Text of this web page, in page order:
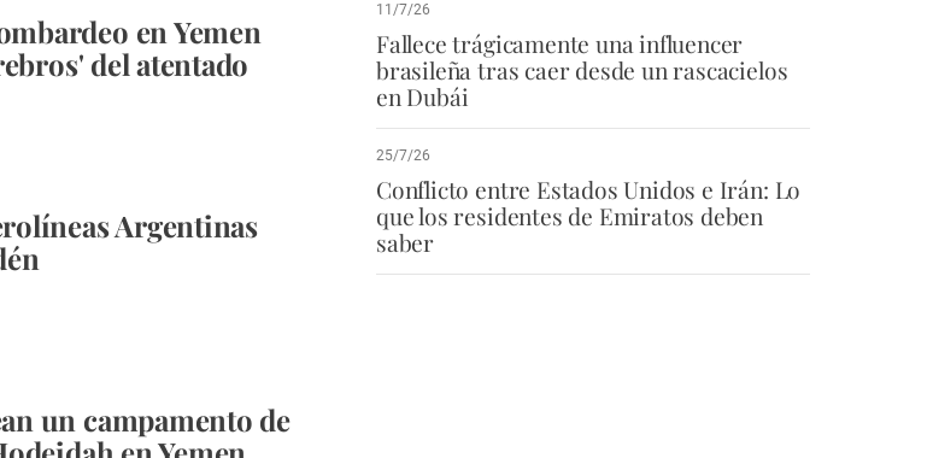
en Yemen
del atentado
Argentinas
un campamento de
11/7/26
Fallece trágicamente una influencer
brasileña tras caer desde un rascacielos
en Dubái
25/7/26
Conflicto entre Estados Unidos e Irán: Lo
que los residentes de Emiratos deben
saber